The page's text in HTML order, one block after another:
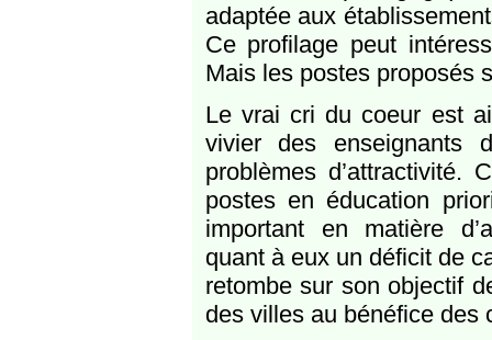
adaptée aux
Ce profilage peut
Mais les postes proposés
Le vrai cri du coeur est
vivier des enseignants
problèmes
postes en éducation
important en matière
quant à eux un déficit de
retombe sur son objectif
des villes au bénéfice des